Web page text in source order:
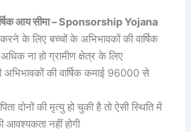
आय सीमा – Sponsorship Yojana
के लिए बच्चों के अभिभावकों की वार्षिक
ना हो ग्रामीण क्षेत्र के लिए
अभिभावकों की वार्षिक कमाई 96000 से
दोनों की मृत्यु हो चुकी है तो ऐसी स्थिति में
नहीं होगी